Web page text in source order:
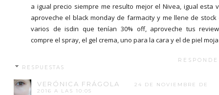
a igual precio siempre me resulto mejor el Nivea, igual esta
aproveche el black monday de farmacity y me llene de stock
varios de isdin que tenían 30% off, aproveche tus
compre el spray, el gel crema, uno para la cara y el de piel
RESPUESTAS
VERÓNICA FRÁGOLA
24 DE NOVIEMBRE DE
2016 A LAS 10:05